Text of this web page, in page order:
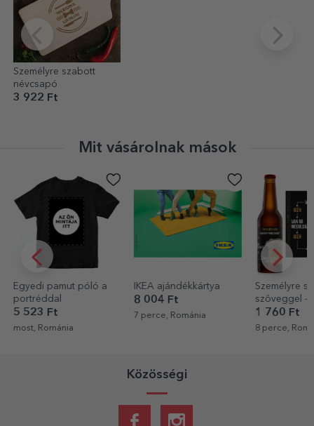
Személyre szabott
névcsapó
3 922 Ft
Mit vásárolnak mások
Egyedi pamut póló a
portréddal
5 523 Ft
most, Románia
IKEA ajándékkártya
8 004 Ft
7 perce, Románia
Személyre
szöveggel –
megoldva
1 760 Ft
8 perce,
Közösségi